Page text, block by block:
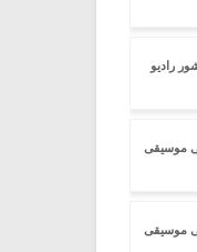
رادیو
موسیقی
موسیقی